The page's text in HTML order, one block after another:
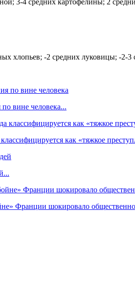
3-4 средних картофелины; 2
хлопьев; -2 средних луковицы; -2-3
вине человека...
как «тяжкое
Франции шокировало